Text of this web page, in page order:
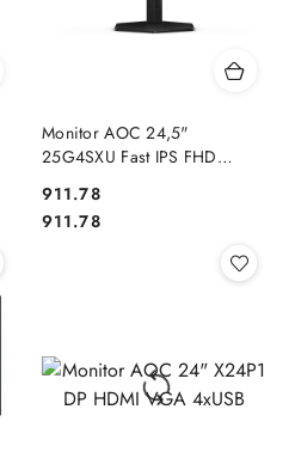
Monitor AOC 24,5"
25G4SXU Fast IPS FHD
Cena:
911.78
Cena:
911.78